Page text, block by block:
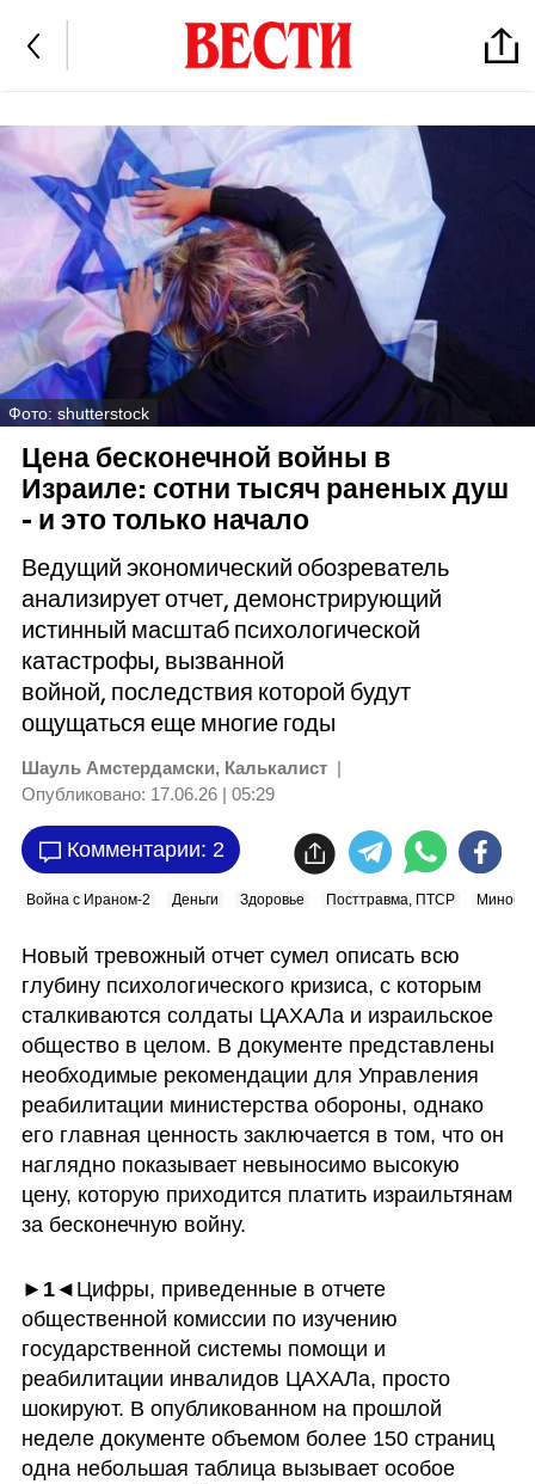
Фото: shutterstock
Цена бесконечной войны в
Израиле: сотни тысяч раненых душ
- и это только начало
Ведущий экономический обозреватель
анализирует отчет, демонстрирующий
истинный масштаб психологической
катастрофы, вызванной
войной, последствия которой будут
ощущаться еще многие годы
Шауль Амстердамски, Калькалист |
Опубликовано: 17.06.26 | 05:29
Комментарии: 2
Война с Ираном-2 Деньги Здоровье Посттравма, ПТСР
Новый тревожный отчет сумел описать всю
глубину психологического кризиса, с которым
сталкиваются солдаты ЦАХАЛа и израильское
общество в целом. В документе представлены
необходимые рекомендации для Управления
реабилитации министерства обороны, однако
его главная ценность заключается в том, что он
наглядно показывает невыносимо высокую
цену, которую приходится платить израильтянам
за бесконечную войну.
►1◄ Цифры, приведенные в отчете
общественной комиссии по изучению
государственной системы помощи и
реабилитации инвалидов ЦАХАЛа, просто
шокируют. В опубликованном на прошлой
неделе документе объемом более 150 страниц
одна небольшая таблица вызывает особое